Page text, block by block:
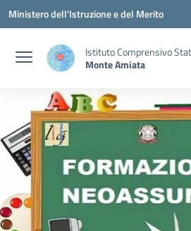
Vai ai contenuti
Vai al menu di navigazione
Vai al footer
Ministero dell'Istruzione e del Merito
Istituto Comprensivo
Monte Amiata